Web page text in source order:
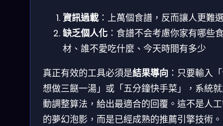
資訊過載 ：上萬個食譜，反而讓人更難
缺乏個人化 ：食譜不会考慮你家有哪些
材、誰不愛吃什麼、今天時間有多少
真正有效的工具必須是結果導向 ：只要輸入
想做三餸一湯」或「五分鐘快手菜」，系統
動調整算法，給出最適合的回覆。這不是人
的夢幻泡影，而是已經成熟的推薦引擎技術。